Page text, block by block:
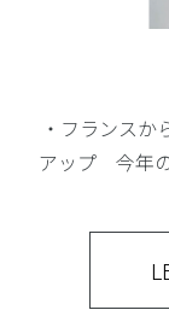
・フランス
アップ 今年